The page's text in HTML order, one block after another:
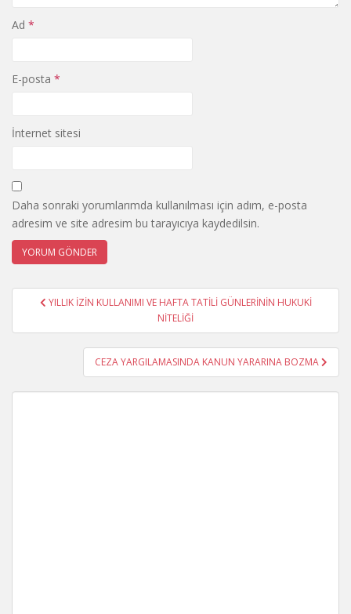
Ad *
E-posta *
İnternet sitesi
Daha sonraki yorumlarımda kullanılması için adım, e-posta
adresim ve site adresim bu tarayıcıya kaydedilsin.
YazıYILLIK İZİN KULLANIMI VE HAFTA TATİLİ GÜNLERİNİN HUKUKİ
NİTELİĞİ
CEZA YARGILAMASINDA KANUN YARARINA BOZMA